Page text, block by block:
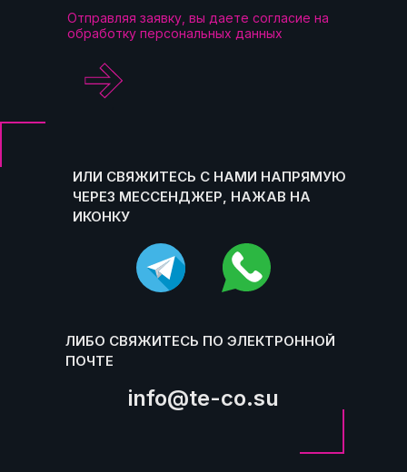
info@te-co.su
ЛИБО СВЯЖИТЕСЬ ПО ЭЛЕКТРОННОЙ
ПОЧТЕ
ИЛИ СВЯЖИТЕСЬ С НАМИ НАПРЯМУЮ
ЧЕРЕЗ МЕССЕНДЖЕР, НАЖАВ НА
ИКОНКУ
Отправляя заявку, вы даете согласие на
обработку персональных данных